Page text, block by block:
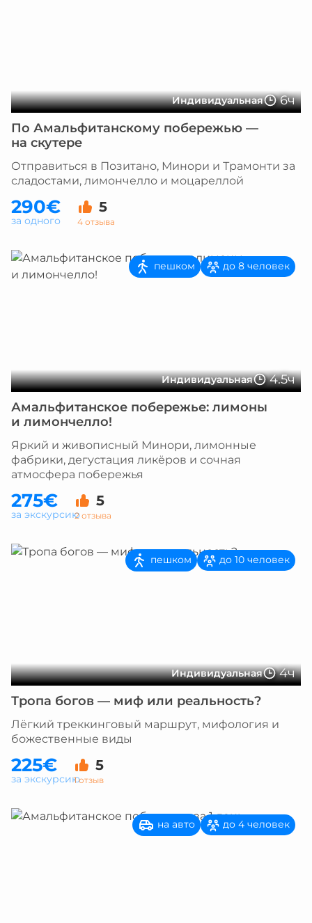
Индивидуальная 6ч
По Амальфитанскому побережью —
на скутере
Отправиться в Позитано, Минори и Трамонти за
сладостами, лимончелло и моцареллой
290€ 5
4 отзыва
за одного
Индивидуальная 4.5ч
пешком до 8 человек
Амальфитанское побережье: лимоны
и лимончелло!
Яркий и живописный Минори, лимонные
фабрики, дегустация ликёров и сочная
атмосфера побережья
275€ 5
2 отзыва
за экскурсию
Индивидуальная 4ч
пешком до 10 человек
Тропа богов — миф или реальность?
Лёгкий треккинговый маршрут, мифология и
божественные виды
225€ 5
1 отзыв
за экскурсию
на авто до 4 человек